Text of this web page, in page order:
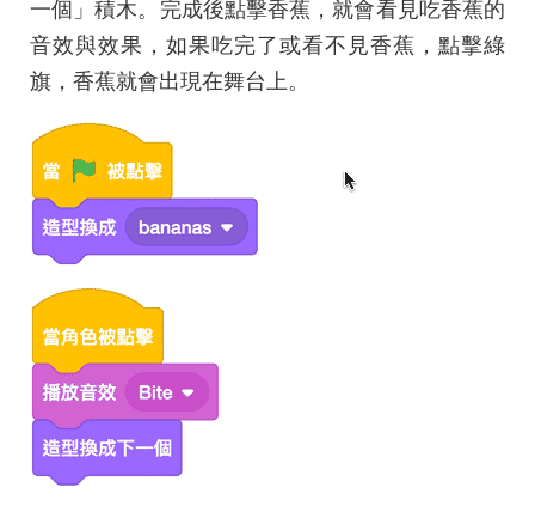
一個」積木。完成後點擊香蕉，就會看見吃香蕉的
音效與效果，如果吃完了或看不見香蕉，點擊綠
旗，香蕉就會出現在舞台上。